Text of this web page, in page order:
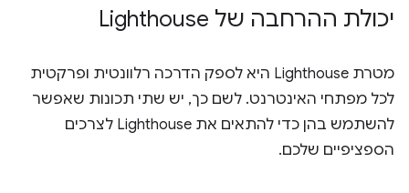
יכולת ההרחבה של Lighthouse
מטרת Lighthouse היא לספק הדרכה רלוונטית ופרקטית
לכל מפתחי האינטרנט. לשם כך, יש שתי תכונות שאפשר
להשתמש בהן כדי להתאים את Lighthouse לצרכים
הספציפיים שלכם.